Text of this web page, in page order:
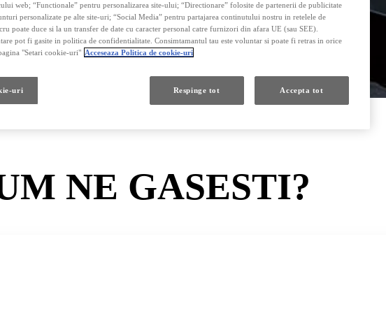
Nord
NE GASESTI?
web; “Functionale” pentru personalizarea site-ului; “Directionare” folosite de partenerii de publicitate
personalizate pe alte site-uri; “Social Media” pentru partajarea continutului nostru in retelele de
poate duce si la un transfer de date cu caracter personal catre furnizori din afara UE (sau SEE).
pot fi gasite in politica de confidentialitate. Consimtamantul tau este voluntar si poate fi retras in orice
"Setari cookie-uri" Acceseaza Politica de cookie-uri
uri Respinge tot Accepta tot